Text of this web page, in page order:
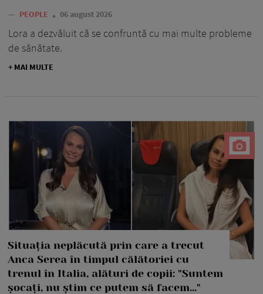
— PEOPLE 06 august 2026
Lora a dezvăluit că se confruntă cu mai multe probleme
de sănătate.
+ MAI MULTE
Situația neplăcută prin care a trecut
Anca Serea în timpul călătoriei cu
trenul în Italia, alături de copii: "Suntem
șocați, nu știm ce putem să facem..."